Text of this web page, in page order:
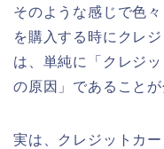
そのような感じで色
を購入する時にクレ
は、単純に「クレジ
の原因」であることが
実は、クレジットカ